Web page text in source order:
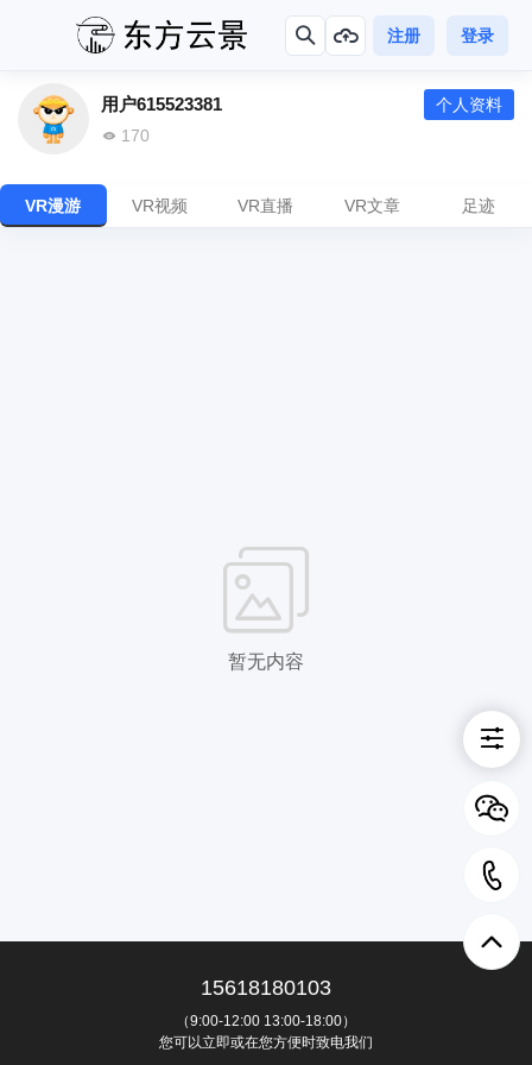
注册 登录
用户615523381
170
个人资料
VR漫游 VR视频 VR直播 VR文章 足迹
暂无内容
15618180103
（9:00-12:00 13:00-18:00）
您可以立即或在您方便时致电我们